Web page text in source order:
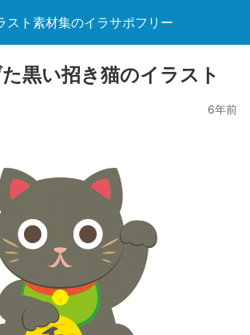
スト素材集のイラサポフリー
黒い招き猫のイラスト
6年前